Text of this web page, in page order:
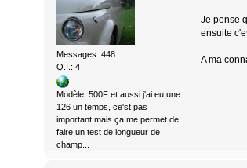
Messages: 448
Q.I.: 4
Modèle: 500F et aussi j'ai eu une
126 un temps, ce'st pas
important mais ça me permet de
faire un test de longueur de
champ...
Je pense
ensuite
A ma